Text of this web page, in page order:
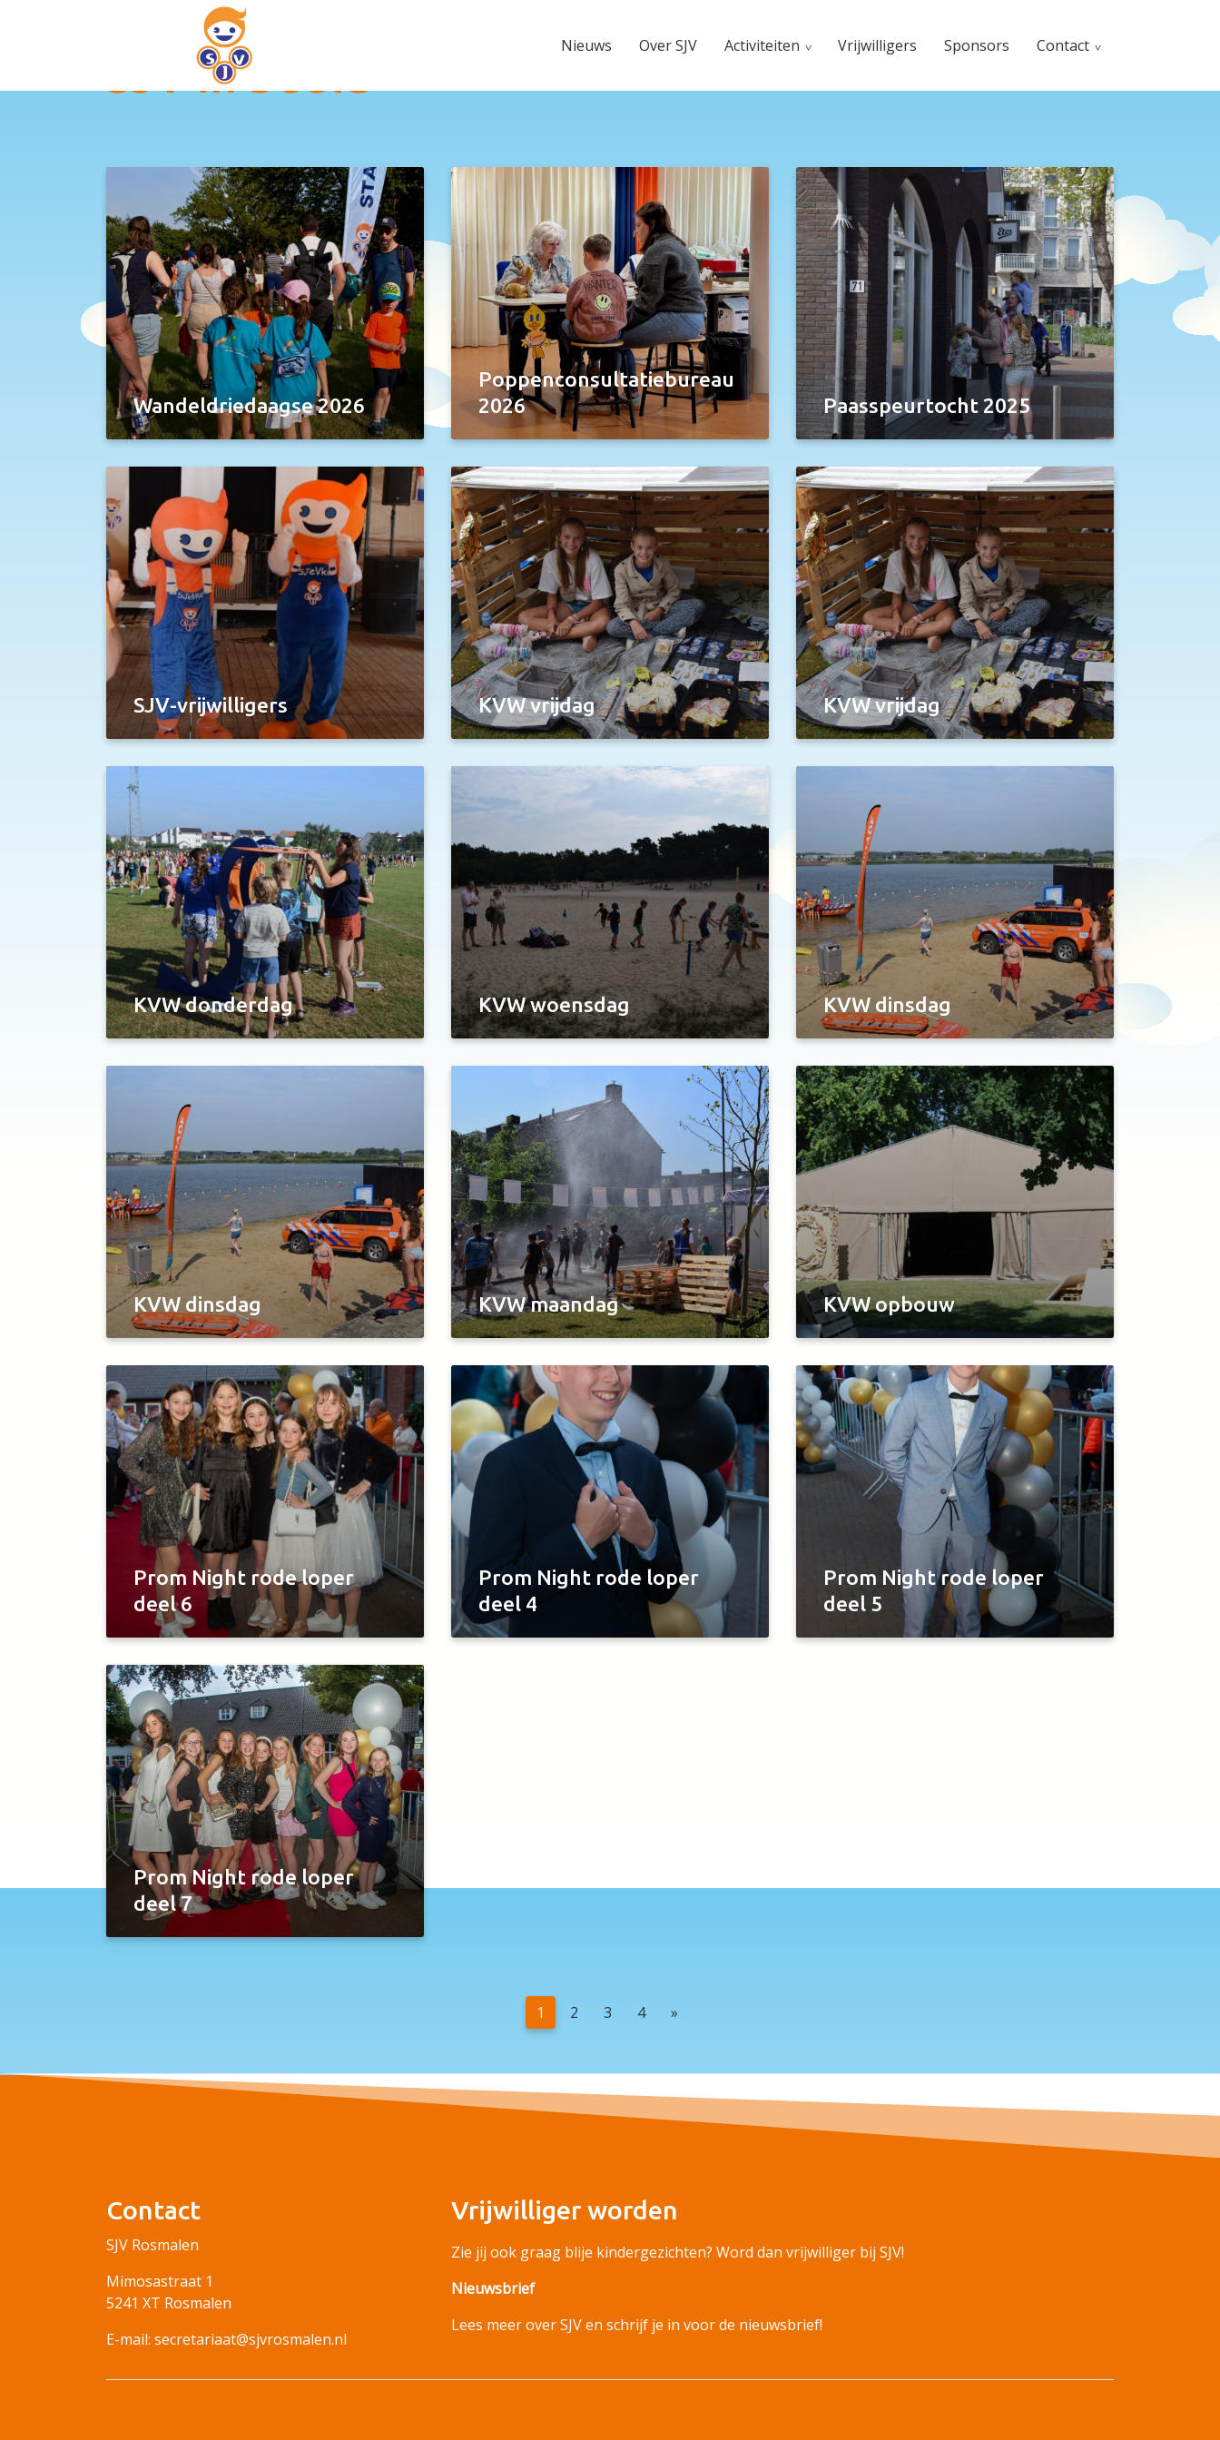
Nieuws Over SJV Activiteiten Vrijwilligers Sponsors Contact
SJV in beeld
Wandeldriedaagse 2026
Poppenconsultatiebureau
2026
Paasspeurtocht 2025
SJV-vrijwilligers KVW vrijdag KVW vrijdag
KVW donderdag KVW woensdag KVW dinsdag
KVW dinsdag KVW maandag KVW opbouw
Prom Night rode loper
deel 6
Prom Night rode loper
deel 4
Prom Night rode loper
deel 5
Prom Night rode loper
deel 7
1 2 3 4 »
Contact
SJV Rosmalen
Mimosastraat 1
5241 XT Rosmalen
E-mail: secretariaat@sjvrosmalen.nl
Vrijwilliger worden
Zie jij ook graag blije kindergezichten? Word dan vrijwilliger bij SJV!
Nieuwsbrief
Lees meer over SJV en schrijf je in voor de nieuwsbrief!